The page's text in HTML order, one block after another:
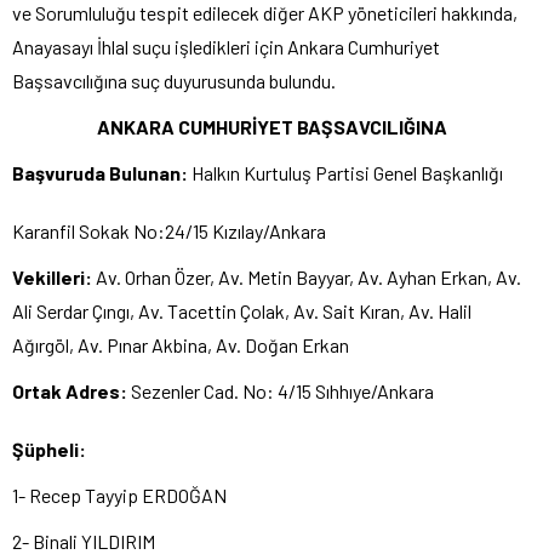
ve Sorumluluğu tespit edilecek diğer AKP yöneticileri hakkında,
Anayasayı İhlal suçu işledikleri için Ankara Cumhuriyet
Başsavcılığına suç duyurusunda bulundu.
ANKARA CUMHURİYET BAŞSAVCILIĞINA
Başvuruda Bulunan: Halkın Kurtuluş Partisi Genel Başkanlığı
Karanfil Sokak No:24/15 Kızılay/Ankara
Vekilleri: Av. Orhan Özer, Av. Metin Bayyar, Av. Ayhan Erkan, Av.
Ali Serdar Çıngı, Av. Tacettin Çolak, Av. Sait Kıran, Av. Halil
Ağırgöl, Av. Pınar Akbina, Av. Doğan Erkan
Ortak Adres: Sezenler Cad. No: 4/15 Sıhhıye/Ankara
Şüpheli:
1- Recep Tayyip ERDOĞAN
2- Binali YILDIRIM